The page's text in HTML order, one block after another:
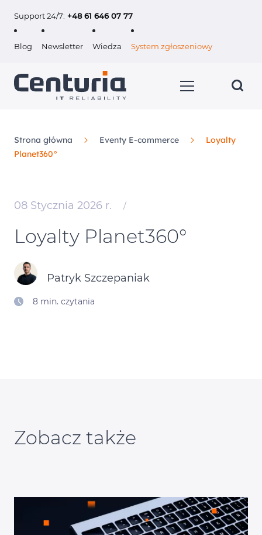
Support 24/7: +48 61 646 07 77
Blog Newsletter Wiedza System zgłoszeniowy
Klienci
O nas
Kontakt
Strona główna Eventy E-commerce
Loyalty
Planet360°
08 Stycznia 2026 r. /
Loyalty Planet360°
Patryk Szczepaniak
8 min. czytania
Zobacz także